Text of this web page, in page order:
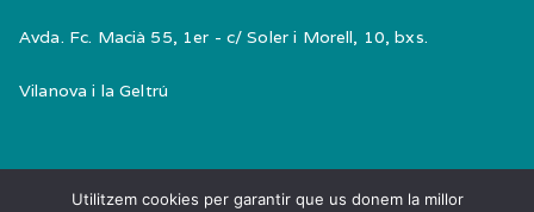
Avda. Fc. Macià 55, 1er - c/ Soler i Morell, 10, bxs.
Vilanova i la Geltrú
Utilitzem cookies per garantir que us donem la millor